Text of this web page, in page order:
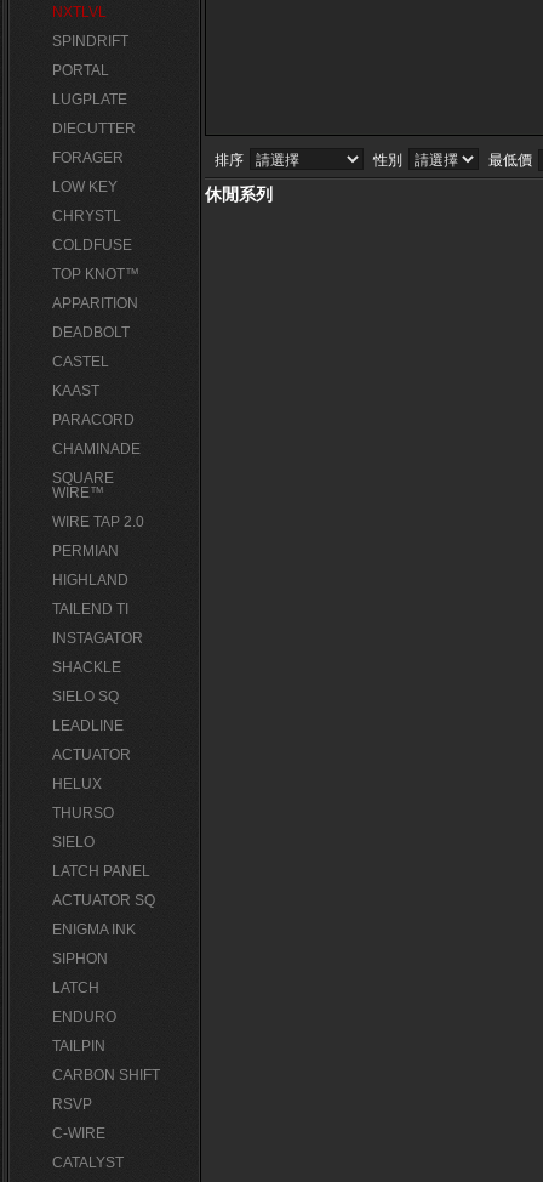
NXTLVL
SPINDRIFT
PORTAL
LUGPLATE
DIECUTTER
FORAGER
LOW KEY
CHRYSTL
COLDFUSE
TOP KNOT™
APPARITION
DEADBOLT
CASTEL
KAAST
PARACORD
CHAMINADE
SQUARE
WIRE™
WIRE TAP 2.0
PERMIAN
HIGHLAND
TAILEND TI
INSTAGATOR
SHACKLE
SIELO SQ
LEADLINE
ACTUATOR
HELUX
THURSO
SIELO
LATCH PANEL
ACTUATOR SQ
ENIGMA INK
SIPHON
LATCH
ENDURO
TAILPIN
CARBON SHIFT
RSVP
C-WIRE
CATALYST
排序 性別 最低價
休閒系列